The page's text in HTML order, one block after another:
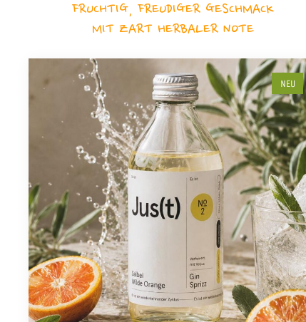
FRUCHTIG, FREUDIGER GESCHMACK
MIT ZART HERBALER NOTE
NEU